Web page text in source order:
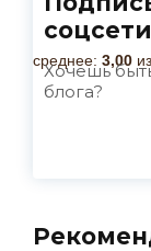
среднее: 3,00
соцсети
Хочешь
блога?